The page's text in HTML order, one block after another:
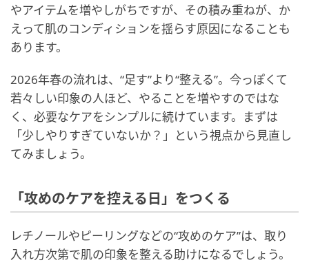
やアイテムを増やしがちですが、その積み重ねが、か
えって肌のコンディションを揺らす原因になることも
あります。
2026年春の流れは、“足す”より“整える”。今っぽくて
若々しい印象の人ほど、やることを増やすのではな
く、必要なケアをシンプルに続けています。まずは
「少しやりすぎていないか？」という視点から見直し
てみましょう。
「攻めのケアを控える日」をつくる
レチノールやピーリングなどの“攻めのケア”は、取り
入れ方次第で肌の印象を整える助けになるでしょう。